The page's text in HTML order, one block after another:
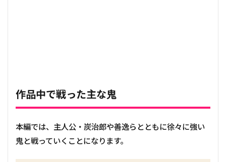
作品中で戦った主な鬼
本編では、主人公・炭治郎や善逸らとともに徐々に強い
鬼と戦っていくことになります。